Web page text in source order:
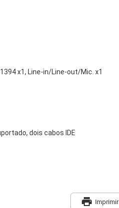
x1, Line-in/Line-out/Mic. x1
dois cabos IDE
print Imprimir